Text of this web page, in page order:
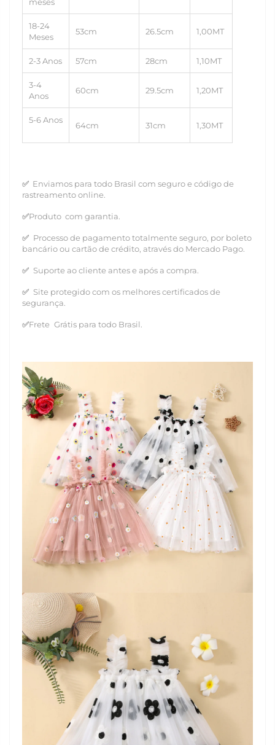
18-24
Meses
53cm 26.5cm 1,00MT
2-3 Anos 57cm 28cm 1,10MT
3-4
Anos
60cm 29.5cm 1,20MT
5-6 Anos
64cm 31cm 1,30MT
✅ Enviamos para todo Brasil com seguro e código de
rastreamento online.
✅Produto com garantia.
✅ Processo de pagamento totalmente seguro, por boleto
bancário ou cartão de crédito, através do Mercado Pago.
✅ Suporte ao cliente antes e após a compra.
✅ Site protegido com os melhores certificados de
segurança.
✅Frete Grátis para todo Brasil.